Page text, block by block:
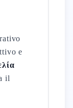
e
il